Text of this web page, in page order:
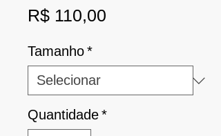
R$ 110,00
Tamanho*
Quantidade*